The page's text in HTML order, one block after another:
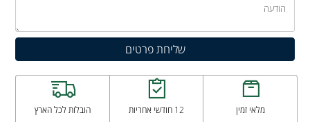
מלאי זמין 12 חודשי אחריות הובלות לכל הארץ